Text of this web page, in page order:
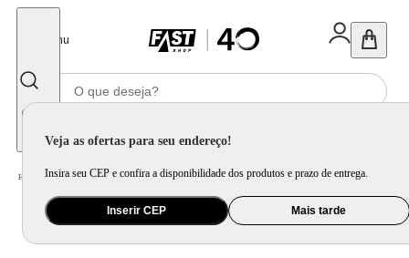
Menu
Veja as ofertas para seu endereço!
Insira seu CEP e confira a disponibilidade dos produtos e prazo de entrega.
Inserir CEP Mais tarde
Home Apple / Acessório para Apple